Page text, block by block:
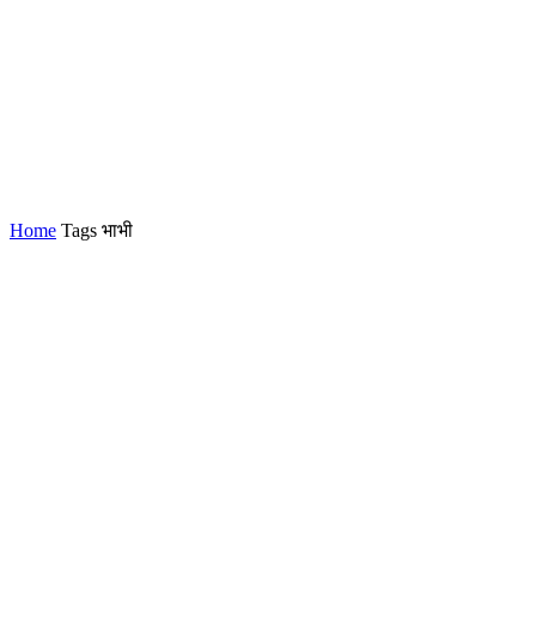
Home Tags भाभी